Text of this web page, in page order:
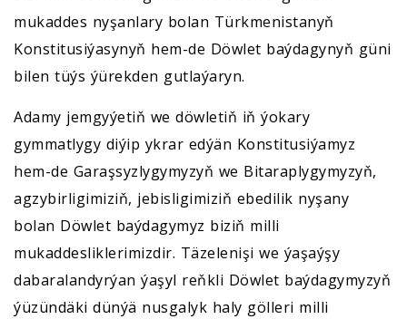
mukaddes nyşanlary bolan Türkmenistanyň
Konstitusiýasynyň hem-de Döwlet baýdagynyň güni
bilen tüýs ýürekden gutlaýaryn.
Adamy jemgyýetiň we döwletiň iň ýokary
gymmatlygy diýip ykrar edýän Konstitusiýamyz
hem-de Garaşsyzlygymyzyň we Bitaraplygymyzyň,
agzybirligimiziň, jebisligimiziň ebedilik nyşany
bolan Döwlet baýdagymyz biziň milli
mukaddesliklerimizdir. Täzelenişi we ýaşaýşy
dabaralandyrýan ýaşyl reňkli Döwlet baýdagymyzyň
ýüzündäki dünýä nusgalyk haly gölleri milli